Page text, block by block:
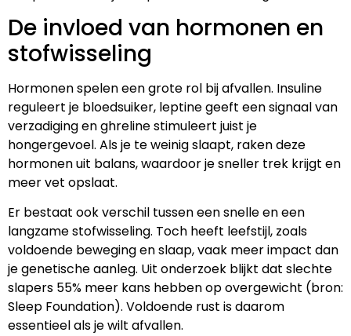
De invloed van hormonen en
stofwisseling
Hormonen spelen een grote rol bij afvallen. Insuline
reguleert je bloedsuiker, leptine geeft een signaal van
verzadiging en ghreline stimuleert juist je
hongergevoel. Als je te weinig slaapt, raken deze
hormonen uit balans, waardoor je sneller trek krijgt en
meer vet opslaat.
Er bestaat ook verschil tussen een snelle en een
langzame stofwisseling. Toch heeft leefstijl, zoals
voldoende beweging en slaap, vaak meer impact dan
je genetische aanleg. Uit onderzoek blijkt dat slechte
slapers 55% meer kans hebben op overgewicht (bron:
Sleep Foundation). Voldoende rust is daarom
essentieel als je wilt afvallen.